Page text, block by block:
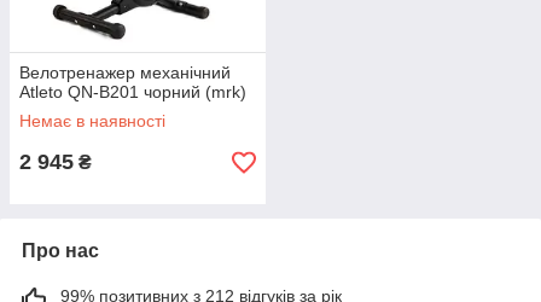
Велотренажер механічний
Atleto QN-B201 чорний (mrk)
Немає в наявності
2 945 ₴
Про нас
99% позитивних з 212 відгуків за рік